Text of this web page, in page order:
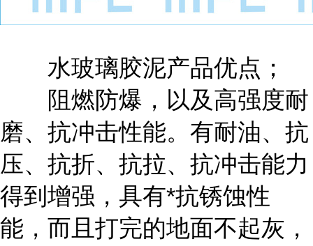
水玻璃胶泥产品优点；
阻燃防爆，以及高强度耐
磨、抗冲击性能。有耐油、抗
压、抗折、抗拉、抗冲击能力
得到增强，具有*抗锈蚀性
能，而且打完的地面不起灰，